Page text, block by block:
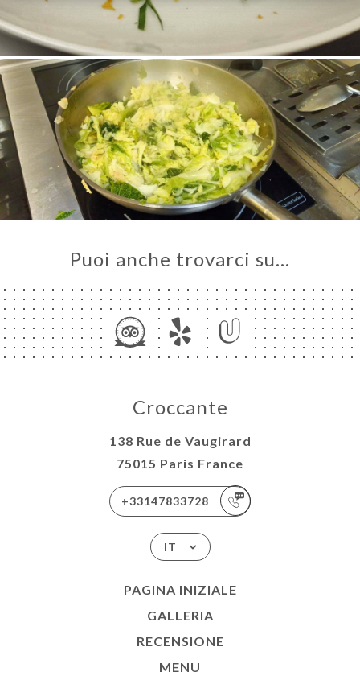
Puoi anche trovarci su…
Croccante
138 Rue de Vaugirard
75015 Paris France
+33147833728
IT
PAGINA INIZIALE
GALLERIA
RECENSIONE
MENU